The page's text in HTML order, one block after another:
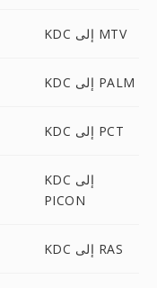
KDC إلى MTV
KDC إلى PALM
KDC إلى PCT
KDC إلى
PICON
KDC إلى RAS